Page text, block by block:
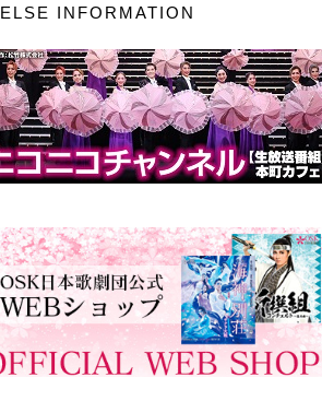
ELSE INFORMATION